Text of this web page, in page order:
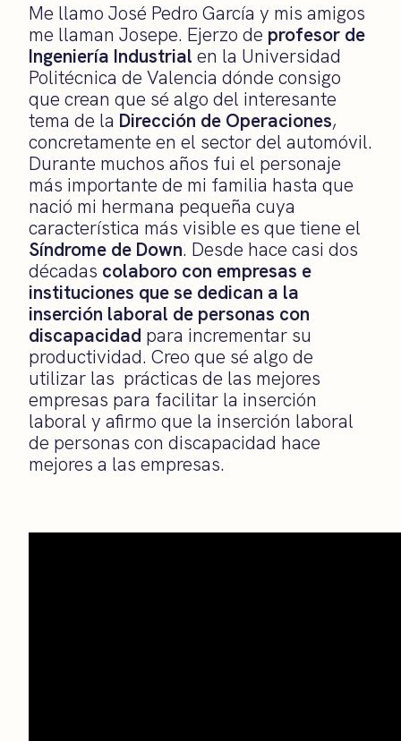
Me llamo José Pedro García y mis amigos
me llaman Josepe. Ejerzo de profesor de
Ingeniería Industrial en la Universidad
Politécnica de Valencia dónde consigo
que crean que sé algo del interesante
tema de la Dirección de Operaciones,
concretamente en el sector del automóvil.
Durante muchos años fui el personaje
más importante de mi familia hasta que
nació mi hermana pequeña cuya
característica más visible es que tiene el
Síndrome de Down. Desde hace casi dos
décadas colaboro con empresas e
instituciones que se dedican a la
inserción laboral de personas con
discapacidad para incrementar su
productividad. Creo que sé algo de
utilizar las prácticas de las mejores
empresas para facilitar la inserción
laboral y afirmo que la inserción laboral
de personas con discapacidad hace
mejores a las empresas.